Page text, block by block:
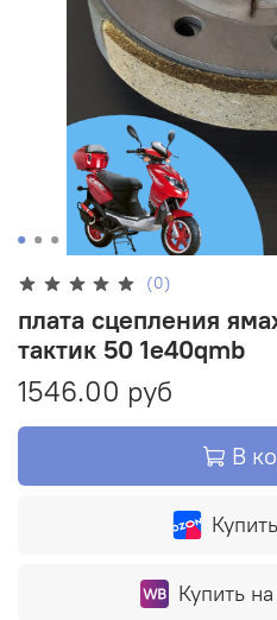
(0)
плата сцепления
тактик 50 1e40qmb
1546.00 руб
В
Купить